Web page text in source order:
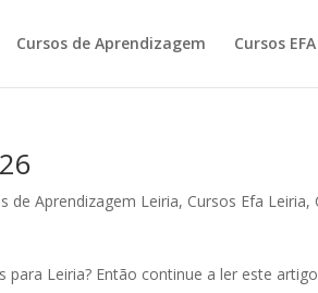
Cursos de Aprendizagem Cursos EFA
de Aprendizagem Leiria, Cursos Efa Leiria,
para Leiria? Então continue a ler este